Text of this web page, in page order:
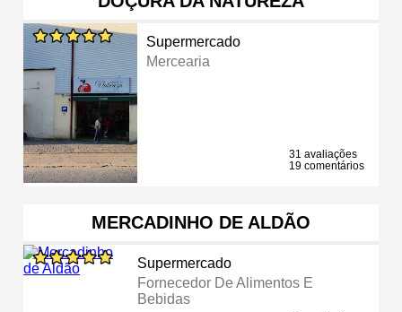
Supermercado
Mercearia
31 avaliações
19 comentários
MERCADINHO DE ALDÃO
Supermercado
Fornecedor De Alimentos E
Bebidas